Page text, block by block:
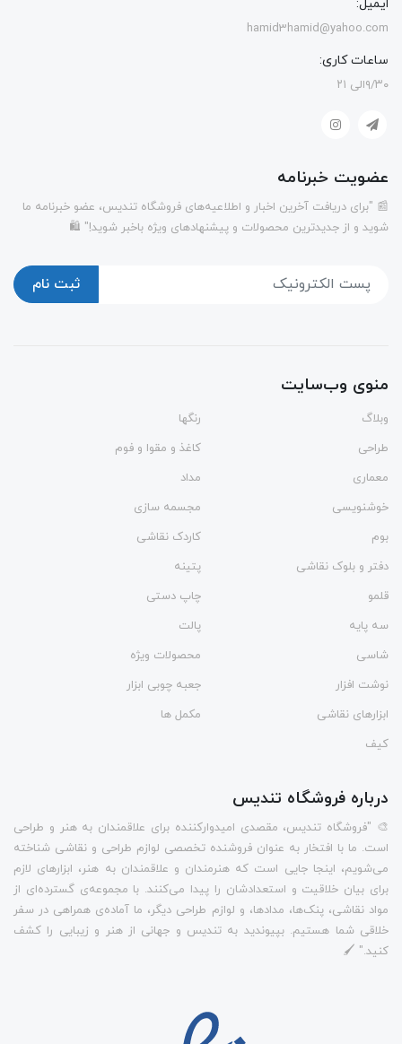
ایمیل:
hamid3hamid@yahoo.com
ساعات کاری:
۹/۳۰الی ۲۱
عضویت خبرنامه
📰 "برای دریافت آخرین اخبار و اطلاعیه‌های فروشگاه تندیس، عضو خبرنامه ما
شوید و از جدیدترین محصولات و پیشنهادهای ویژه باخبر شوید!" 🛍️
ثبت نام
منوی وب‌سایت
وبلاگ
رنگها
طراحی
کاغذ و مقوا و فوم
معماری
مداد
خوشنویسی
مجسمه سازی
بوم
کاردک نقاشی
دفتر و بلوک نقاشی
پتینه
قلمو
چاپ دستی
سه پایه
پالت
شاسی
محصولات ویژه
نوشت افزار
جعبه چوبی ابزار
ابزارهای نقاشی
مکمل ها
کیف
درباره فروشگاه تندیس
🎨 "فروشگاه تندیس، مقصدی امیدوارکننده برای علاقمندان به هنر و طراحی
است. ما با افتخار به عنوان فروشنده تخصصی لوازم طراحی و نقاشی شناخته
می‌شویم، اینجا جایی است که هنرمندان و علاقمندان به هنر، ابزارهای لازم
برای بیان خلاقیت و استعدادشان را پیدا می‌کنند. با مجموعه‌ی گسترده‌ای از
مواد نقاشی، پنک‌ها، مدادها، و لوازم طراحی دیگر، ما آماده‌ی همراهی در سفر
خلاقی شما هستیم. بپیوندید به تندیس و جهانی از هنر و زیبایی را کشف
کنید." 🖌️